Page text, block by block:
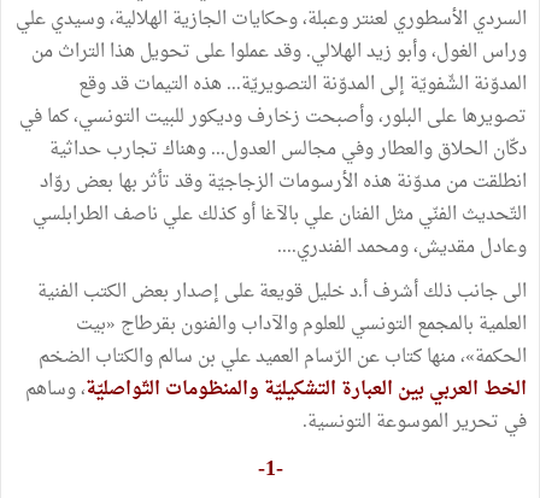
السردي الأسطوري لعنتر وعبلة، وحكايات الجازية الهلالية، وسيدي علي
وراس الغول، وأبو زيد الهلالي. وقد عملوا على تحويل هذا التراث من
المدوّنة الشّفويّة إلى المدوّنة التصويريّة... هذه التيمات قد وقع
تصويرها على البلور، وأصبحت زخارف وديكور للبيت التونسي، كما في
دكّان الحلاق والعطار وفي مجالس العدول... وهناك تجارب حداثية
انطلقت من مدوّنة هذه الأرسومات الزجاجيّة وقد تأثر بها بعض روّاد
التّحديث الفنّي مثل الفنان علي بالآغا أو كذلك علي ناصف الطرابلسي
وعادل مقديش، ومحمد الفندري....
الى جانب ذلك أشرف أ.د خليل قويعة على إصدار بعض الكتب الفنية
العلمية بالمجمع التونسي للعلوم والآداب والفنون بقرطاج «بيت
الحكمة»، منها كتاب عن الرّسام العميد علي بن سالم والكتاب الضخم
الخط العربي بين العبارة التشكيليّة والمنظومات التّواصليّة، وساهم
في تحرير الموسوعة التونسية.
-1-